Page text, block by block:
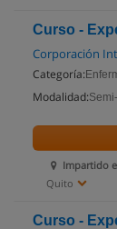
Curso -
Corporación
Categoría:
Modalidad:
Impartido
Quito
Curso -